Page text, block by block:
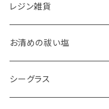
ペーパーウェイト
体験教室
ボード
キーホルダー
タペストリー
ハンギング
アクセサリートレイ
スマホケース
インテリア
レジン雑貨
ピアス
ヘアゴム
お清めの祓い塩
20220326 天赦塩
シーグラス